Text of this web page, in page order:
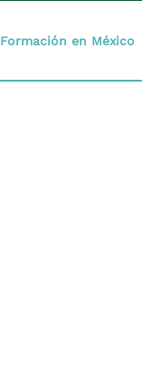
Formación en México